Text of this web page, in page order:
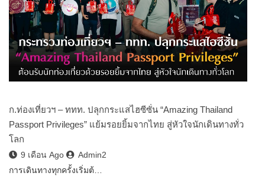
ก.ท่องเที่ยวฯ – ททท. ปลุกกระแสไฮซีซั่น “Amazing Thailand
Passport Privileges” แย้มรอยยิ้มจากไทย สู่หัวใจนักเดินทางทั่ว
โลก
9 เดือน Ago
Admin2
การเดินทางทุกครั้งเริ่มต้…